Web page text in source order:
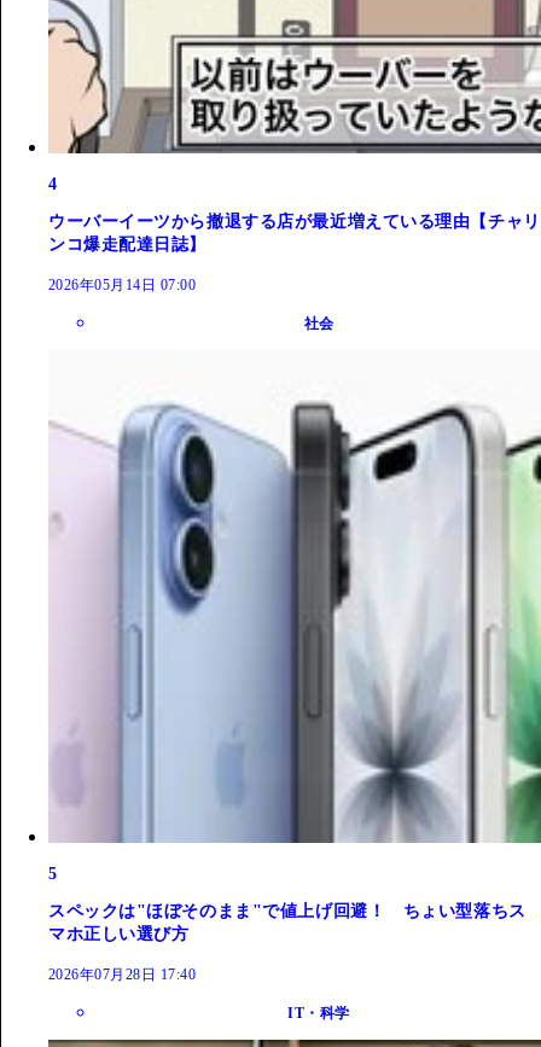
4
ウーバーイーツから撤退する店が最近増えている理由【チャリ
ンコ爆走配達日誌】
2026年05月14日 07:00
社会
5
スペックは"ほぼそのまま"で値上げ回避！ ちょい型落ちス
マホ正しい選び方
2026年07月28日 17:40
IT・科学